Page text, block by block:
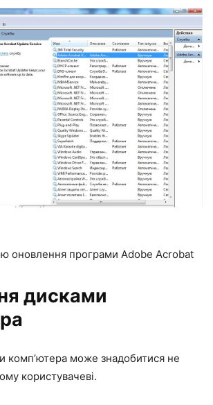
оновлення програми Adobe Acrobat
дисками
комп’ютера може знадобитися не
користувачеві.